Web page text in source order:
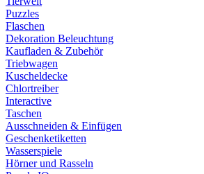
Puzzles
Flaschen
Dekoration Beleuchtung
Kaufladen & Zubehör
Triebwagen
Kuscheldecke
Chlortreiber
Interactive
Taschen
Ausschneiden & Einfügen
Geschenketiketten
Wasserspiele
Hörner und Rasseln